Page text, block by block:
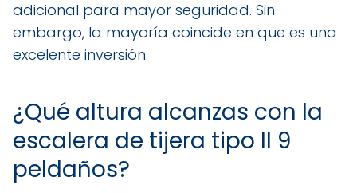
adicional para mayor seguridad. Sin
embargo, la mayoría coincide en que es una
excelente inversión.
¿Qué altura alcanzas con la
escalera de tijera tipo II 9
peldaños?